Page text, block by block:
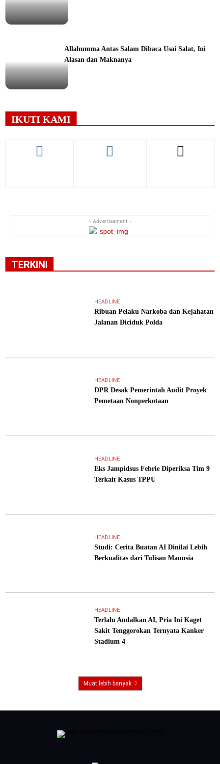
Allahumma Antas Salam Dibaca Usai Salat, Ini
Alasan dan Maknanya
IKUTI KAMI
- Advertisement -
TERKINI
HEADLINE
Ribuan Pelaku Narkoba dan Kejahatan
Jalanan Diciduk Polda
HEADLINE
DPR Desak Pemerintah Audit Proyek
Pemetaan Nonperkotaan
HEADLINE
Eks Jampidsus Febrie Diperiksa Tim 9
Terkait Kasus TPPU
HEADLINE
Studi: Cerita Buatan AI Dinilai Lebih
Berkualitas dari Tulisan Manusia
HEADLINE
Terlalu Andalkan AI, Pria Ini Kaget
Sakit Tenggorokan Ternyata Kanker
Stadium 4
Muat lebih banyak